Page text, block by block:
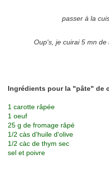
passer à la
Oup's, je cuirai 5 mn
Ingrédients pour la "pâte" de
1 carotte râpée
1 oeuf
25 g de fromage râpé
1/2 càs d'huile d'olive
1/2 càc de thym sec
sel et poivre